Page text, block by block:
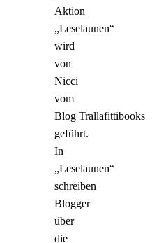
Aktion
„Leselaunen“
wird
von
Nicci
vom
Blog Trallafittibooks
geführt.
In
„Leselaunen“
schreiben
Blogger
über
die